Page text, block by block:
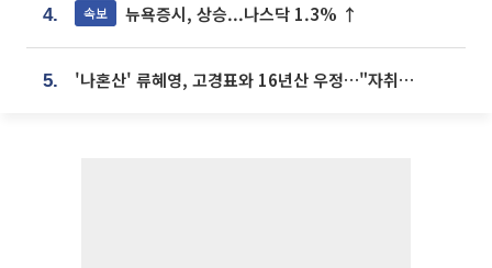
4. 속보 뉴욕증시, 상승...나스닥 1.3% ↑
5. '나혼산' 류혜영, 고경표와 16년산 우정…"자취방서 부모님과 마주쳐"